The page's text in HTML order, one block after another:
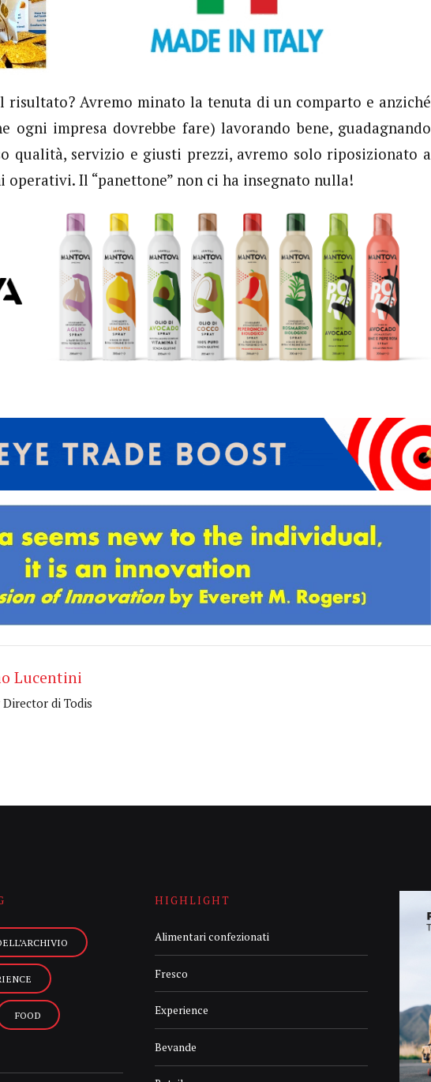
risultato? Avremo minato la tenuta di un comparto e anziché
ogni impresa dovrebbe fare) lavorando bene, guadagnando
qualità, servizio e giusti prezzi, avremo solo riposizionato a
operativi. Il “panettone” non ci ha insegnato nulla!
Lucentini
di Todis
FOOD
HIGHLIGHT
Alimentari confezionati
Fresco
Experience
Bevande